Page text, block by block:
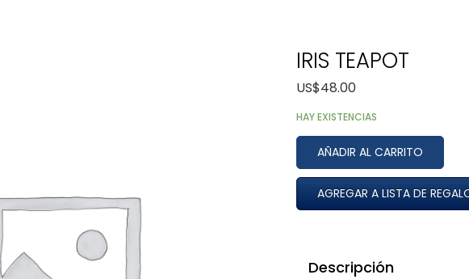
IRIS TEAPOT
US$48.00
HAY EXISTENCIAS
AÑADIR AL CARRITO
AGREGAR A LISTA DE
Descripción